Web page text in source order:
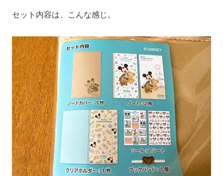
セット内容は、こんな感じ。